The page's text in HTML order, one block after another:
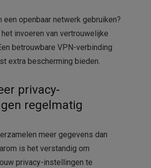
een openbaar netwerk gebruiken?
invoeren van vertrouwelijke
betrouwbare VPN-verbinding
extra bescherming bieden.
privacy-
regelmatig
meer gegevens dan
is het verstandig om
privacy-instellingen te